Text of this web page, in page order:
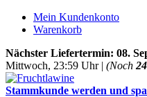
Mein Kundenkonto
Warenkorb
Nächster Liefertermin: 08.
Mittwoch, 23:59 Uhr | (Noch
Stammkunde werden und